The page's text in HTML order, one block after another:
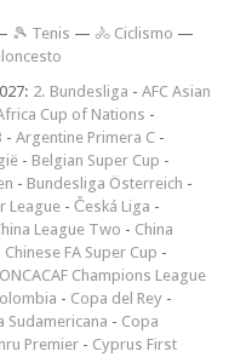
🎾 Tenis — 🚴 Ciclismo —
2. Bundesliga - AFC Asian
Cup of Nations -
- Argentine Primera C -
- Belgian Super Cup -
- Bundesliga Österreich -
League - Česká Liga -
League Two - China
Chinese FA Super Cup -
Champions League
- Copa del Rey -
Sudamericana - Copa
Premier - Cyprus First